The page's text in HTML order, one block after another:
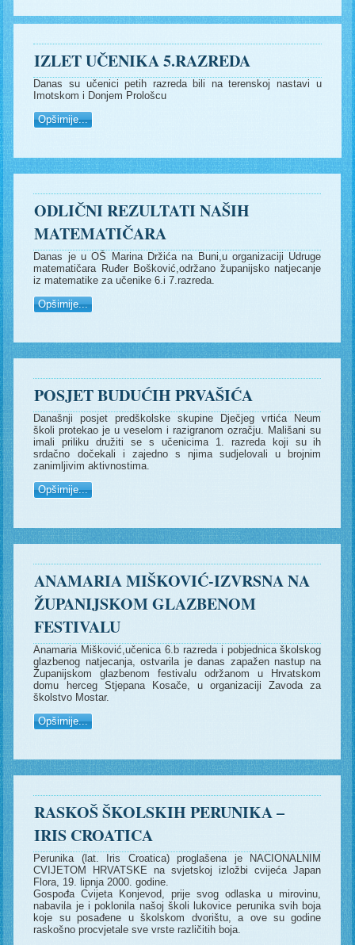
IZLET UČENIKA 5.RAZREDA
Danas su učenici petih razreda bili na terenskoj nastavi u
Imotskom i Donjem Prološcu
Opširnije...
ODLIČNI REZULTATI NAŠIH
MATEMATIČARA
Danas je u OŠ Marina Držića na Buni,u organizaciji Udruge
matematičara Ruđer Bošković,održano županijsko natjecanje
iz matematike za učenike 6.i 7.razreda.
Opširnije...
POSJET BUDUĆIH PRVAŠIĆA
Današnji posjet predškolske skupine Dječjeg vrtića Neum
školi protekao je u veselom i razigranom ozračju. Mališani su
imali priliku družiti se s učenicima 1. razreda koji su ih
srdačno dočekali i zajedno s njima sudjelovali u brojnim
zanimljivim aktivnostima.
Opširnije...
ANAMARIA MIŠKOVIĆ-IZVRSNA NA
ŽUPANIJSKOM GLAZBENOM
FESTIVALU
Anamaria Mišković,učenica 6.b razreda i pobjednica školskog
glazbenog natjecanja, ostvarila je danas zapažen nastup na
Županijskom glazbenom festivalu održanom u Hrvatskom
domu herceg Stjepana Kosače, u organizaciji Zavoda za
školstvo Mostar.
Opširnije...
RASKOŠ ŠKOLSKIH PERUNIKA –
IRIS CROATICA
Perunika (lat. Iris Croatica) proglašena je NACIONALNIM
CVIJETOM HRVATSKE na svjetskoj izložbi cvijeća Japan
Flora, 19. lipnja 2000. godine.
Gospođa Cvijeta Konjevod, prije svog odlaska u mirovinu,
nabavila je i poklonila našoj školi lukovice perunika svih boja
koje su posađene u školskom dvorištu, a ove su godine
raskošno procvjetale sve vrste različitih boja.